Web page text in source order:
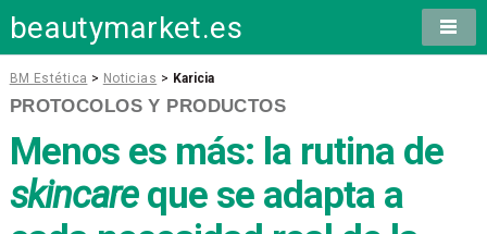
beautymarket.es
BM Estética > Noticias > Karicia
PROTOCOLOS Y PRODUCTOS
Menos es más: la rutina de
skincareque se adapta a